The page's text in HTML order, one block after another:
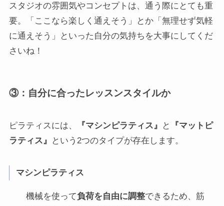
スタジオの雰囲気やコンセプトは、通う際にとても重
要。「ここなら楽しく通えそう」とか「無理せず気軽
に通えそう」といった自分の気持ちを大事にしてくだ
さいね！
③：自分に合ったレッスンスタイルか
ピラティスには、 『マシンピラティス』 と
『マットピ
ラティス』
という2つのタイプが存在します。
マシンピラティス
機械を使って負荷を自由に調整できるため、筋